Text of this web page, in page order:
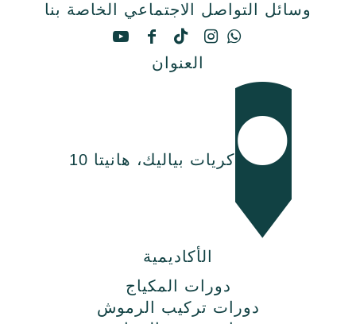
وسائل التواصل الاجتماعي الخاصة بنا
العنوان
كريات بياليك، هانيتا 10
الأكاديمية
دورات المكياج
دورات تركيب الرموش